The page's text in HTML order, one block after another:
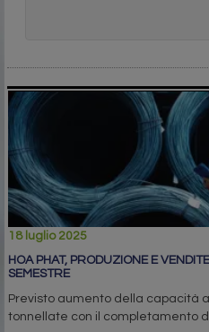
18 luglio 2025
HOA PHAT, PRODUZIONE E
SEMESTRE
Previsto aumento della capacità
tonnellate con il completamento